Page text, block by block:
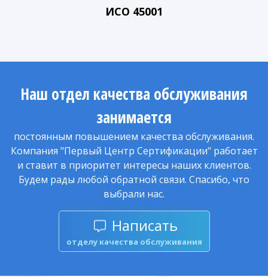
ИСО 45001
Наш отдел качества обслуживания
занимается
постоянным повышением качества обслуживания.
Компания "Первый Центр Сертификации" работает
и ставит в приоритет интересы наших клиентов.
Будем рады любой обратной связи. Спасибо, что
выбрали нас.
Написать
отделу качества обслуживания